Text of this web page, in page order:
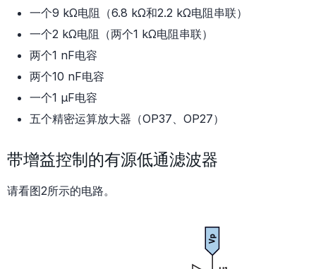
一个9 kΩ电阻（6.8 kΩ和2.2 kΩ电阻串联）
一个2 kΩ电阻（两个1 kΩ电阻串联）
两个1 nF电容
两个10 nF电容
一个1 μF电容
五个精密运算放大器（OP37、OP27）
带增益控制的有源低通滤波器
请看图2所示的电路。